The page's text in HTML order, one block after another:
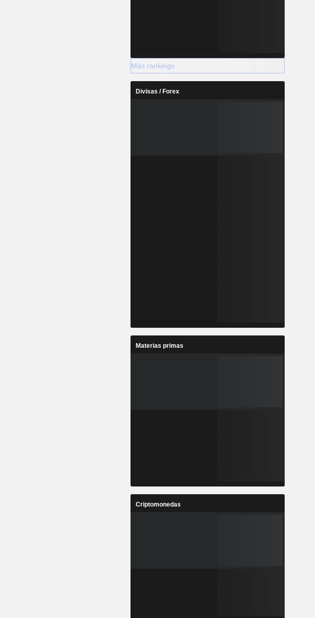
Más rankings
Divisas / Forex
Materias primas
Criptomonedas